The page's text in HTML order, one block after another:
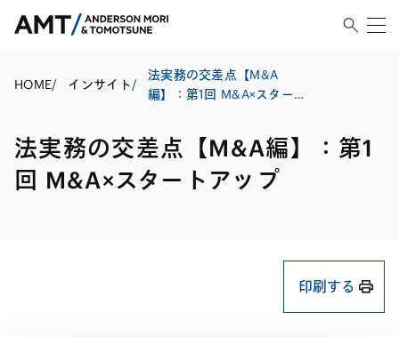
HOME/ インサイト/
法実務の交差点【M&A
編】：第1回 M&A×スタート
法実務の交差点【M&A編】：第1
回 M&A×スタートアップ
印刷する